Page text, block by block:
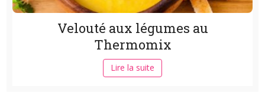
Velouté aux légumes au
Thermomix
Lire la suite